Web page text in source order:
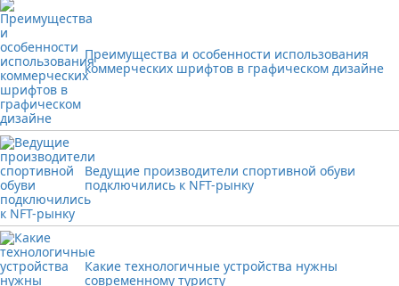
Преимущества и особенности использования
коммерческих шрифтов в графическом дизайне
Ведущие производители спортивной обуви
подключились к NFT-рынку
Какие технологичные устройства нужны
современному туристу